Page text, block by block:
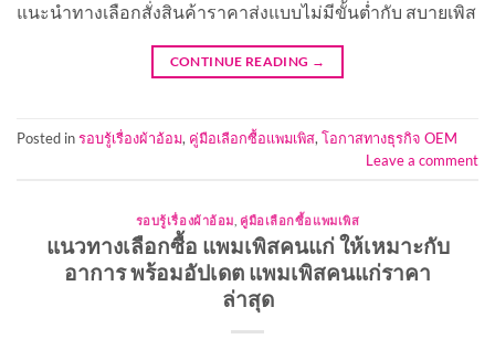
แนะนำทางเลือกสั่งสินค้าราคาส่งแบบไม่มีขั้นต่ำกับ สบายเพิส
CONTINUE READING →
Posted inรอบรู้เรื่องผ้าอ้อม, คู่มือเลือกซื้อแพมเพิส, โอกาสทางธุรกิจ OEM
Leave a comment
รอบรู้เรื่องผ้าอ้อม คู่มือเลือกซื้อแพมเพิส
แนวทางเลือกซื้อ แพมเพิสคนแก่ ให้เหมาะกับ
อาการ พร้อมอัปเดต แพมเพิสคนแก่ราคา
ล่าสุด